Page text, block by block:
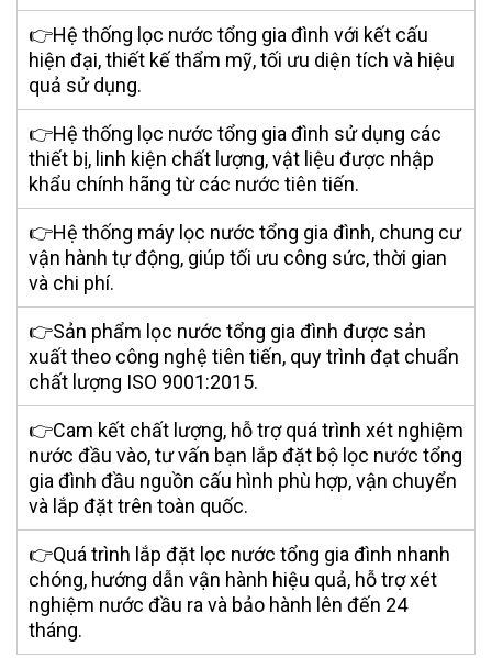
👉Hệ thống lọc nước tổng gia đình với kết cấu
hiện đại, thiết kế thẩm mỹ, tối ưu diện tích và hiệu
quả sử dụng.
👉Hệ thống lọc nước tổng gia đình sử dụng các
thiết bị, linh kiện chất lượng, vật liệu được nhập
khẩu chính hãng từ các nước tiên tiến.
👉Hệ thống máy lọc nước tổng gia đình, chung cư
vận hành tự động, giúp tối ưu công sức, thời gian
và chi phí.
👉Sản phẩm lọc nước tổng gia đình được sản
xuất theo công nghệ tiên tiến, quy trình đạt chuẩn
chất lượng ISO 9001:2015.
👉Cam kết chất lượng, hỗ trợ quá trình xét nghiệm
nước đầu vào, tư vấn bạn lắp đặt bộ lọc nước tổng
gia đình đầu nguồn cấu hình phù hợp, vận chuyển
và lắp đặt trên toàn quốc.
👉Quá trình lắp đặt lọc nước tổng gia đình nhanh
chóng, hướng dẫn vận hành hiệu quả, hỗ trợ xét
nghiệm nước đầu ra và bảo hành lên đến 24
tháng.